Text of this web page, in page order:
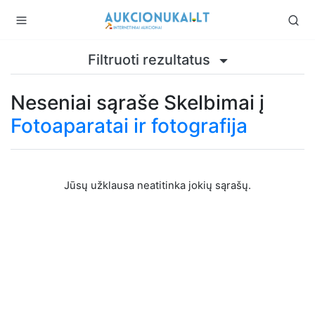
Filtruoti rezultatus
Neseniai sąraše Skelbimai į
Fotoaparatai ir fotografija
Jūsų užklausa neatitinka jokių sąrašų.